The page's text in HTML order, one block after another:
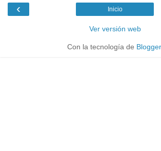
‹ Inicio
Ver versión web
Con la tecnología de Blogger.